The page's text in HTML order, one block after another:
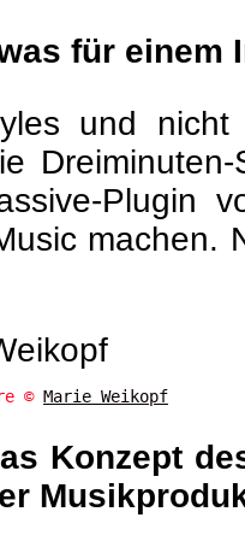
für einem
und
Plugin
© Marie Weikopf
Konzept